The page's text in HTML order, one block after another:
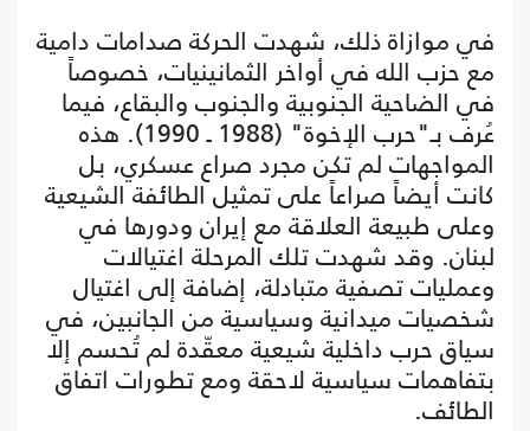
في موازاة ذلك، شهدت الحركة صدامات دامية
مع حزب الله في أواخر الثمانينيات، خصوصاً
في الضاحية الجنوبية والجنوب والبقاع، فيما
عُرف بـ"حرب الإخوة" (1988 ـ 1990). هذه
المواجهات لم تكن مجرد صراع عسكري، بل
كانت أيضاً صراعاً على تمثيل الطائفة الشيعية
وعلى طبيعة العلاقة مع إيران ودورها في
لبنان. وقد شهدت تلك المرحلة اغتيالات
وعمليات تصفية متبادلة، إضافة إلى اغتيال
شخصيات ميدانية وسياسية من الجانبين، في
سياق حرب داخلية شيعية معقّدة لم تُحسم إلا
بتفاهمات سياسية لاحقة ومع تطورات اتفاق
الطائف.